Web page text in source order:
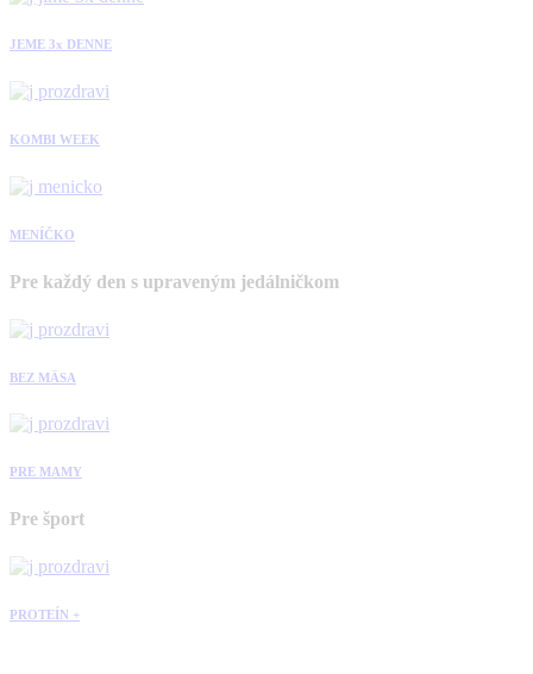
JEME 3x DENNE
KOMBI WEEK
MENÍČKO
Pre každý den s upraveným jedálničkom
BEZ MÄSA
PRE MAMY
Pre šport
PROTEÍN +